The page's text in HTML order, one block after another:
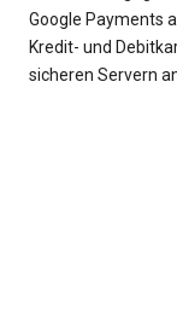
Google Payments
Kredit- und
sicheren Servern